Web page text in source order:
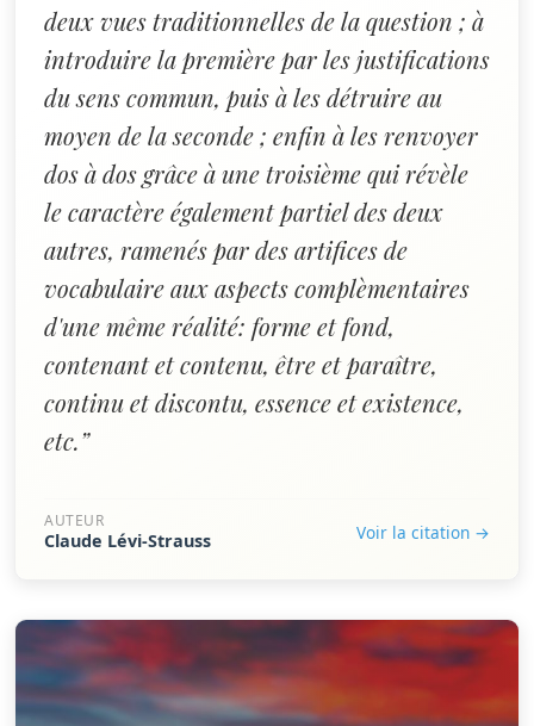
deux vues traditionnelles de la question ; à
introduire la première par les justifications
du sens commun, puis à les détruire au
moyen de la seconde ; enfin à les renvoyer
dos à dos grâce à une troisième qui révèle
le caractère également partiel des deux
autres, ramenés par des artifices de
vocabulaire aux aspects complèmentaires
d'une même réalité: forme et fond,
contenant et contenu, être et paraître,
continu et discontu, essence et existence,
etc.”
AUTEUR
Claude Lévi-Strauss Voir la citation →